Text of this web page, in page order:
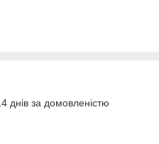
днів за домовленістю